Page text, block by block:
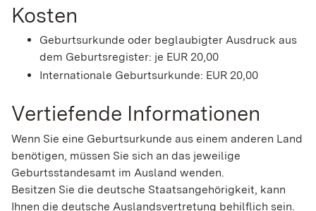
Kosten
Geburtsurkunde oder beglaubigter Ausdruck aus
dem Geburtsregister: je EUR 20,00
Internationale Geburtsurkunde: EUR 20,00
Vertiefende Informationen
Wenn Sie eine Geburtsurkunde aus einem anderen Land
benötigen, müssen Sie sich an das jeweilige
Geburtsstandesamt im Ausland wenden.
Besitzen Sie die deutsche Staatsangehörigkeit, kann
Ihnen die deutsche Auslandsvertretung behilflich sein.